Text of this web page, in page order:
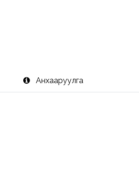
Анхааруулга